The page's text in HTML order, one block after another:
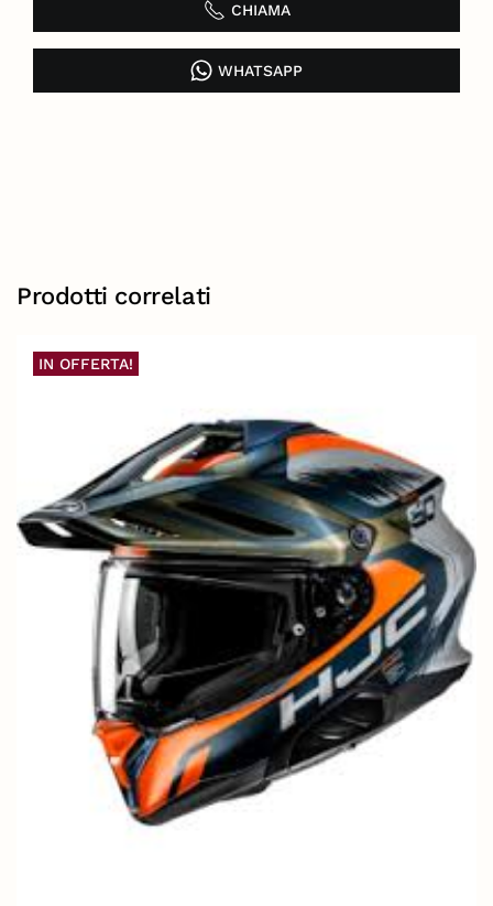
CHIAMA
WHATSAPP
Prodotti correlati
IN OFFERTA!